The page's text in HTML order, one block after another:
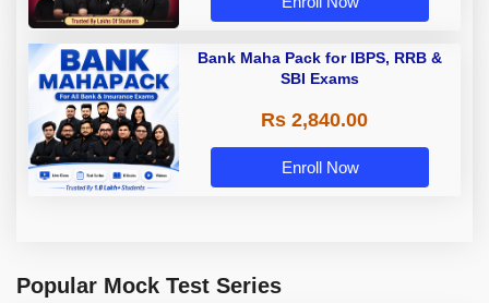
Bank Maha Pack for IBPS, RRB &
SBI Exams
Rs 2,840.00
Enroll Now
Popular Mock Test Series